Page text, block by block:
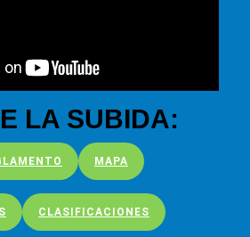
LA SUBIDA:
MAPA
CLASIFICACIONES